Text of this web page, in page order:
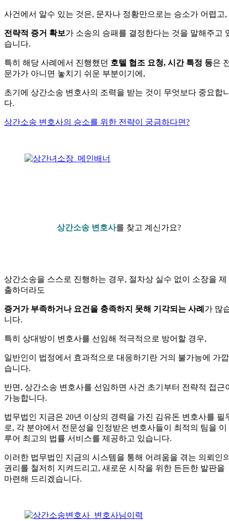
사건에서 알수 있는 것은, 문자나 정황만으로는 승소가 어렵고,
전략적 증거 확보가 소송의 승패를 결정한다는 것을 말해주고
습니다.
특히 해당 사례에서 진행했던 호텔 협조 요청, 시간 특정 등은
문가가 아니면 놓치기 쉬운 부분이기에,
초기에 상간소송 변호사의 조력을 받는 것이 무엇보다 중요합
다.
상간소송 변호사의 승소를 위한 전략이 궁금하다면?
상간소송 변호사를 찾고 계신가요?
상간소송을 스스로 진행하는 경우, 절차상 실수 없이 소장을 제
출하더라도
증거가 부족하거나 요건을 충족하지 못해 기각되는 사례 가 많
니다.
특히 상대방이 변호사를 선임해 적극적으로 방어할 경우,
일반인이 법정에서 효과적으로 대응하기란 거의 불가능에 가깝
습니다.
반면, 상간소송 변호사를 선임하면 사건 초기부터 전략적 접근
가능합니다.
법무법인 지금은 20년 이상의 경력을 가진 김유돈 변호사를 필
로, 각 분야에서 전문성을 인정받은 변호사들이 최적의 팀을 이
루어 최고의 법률 서비스를 제공하고 있습니다.
이러한 법무법인 지금의 시스템을 통해 어려움을 겪는 의뢰인
권리를 철저히 지켜드리고, 새로운 시작을 위한 든든한 발판을
마련해 드리겠습니다.